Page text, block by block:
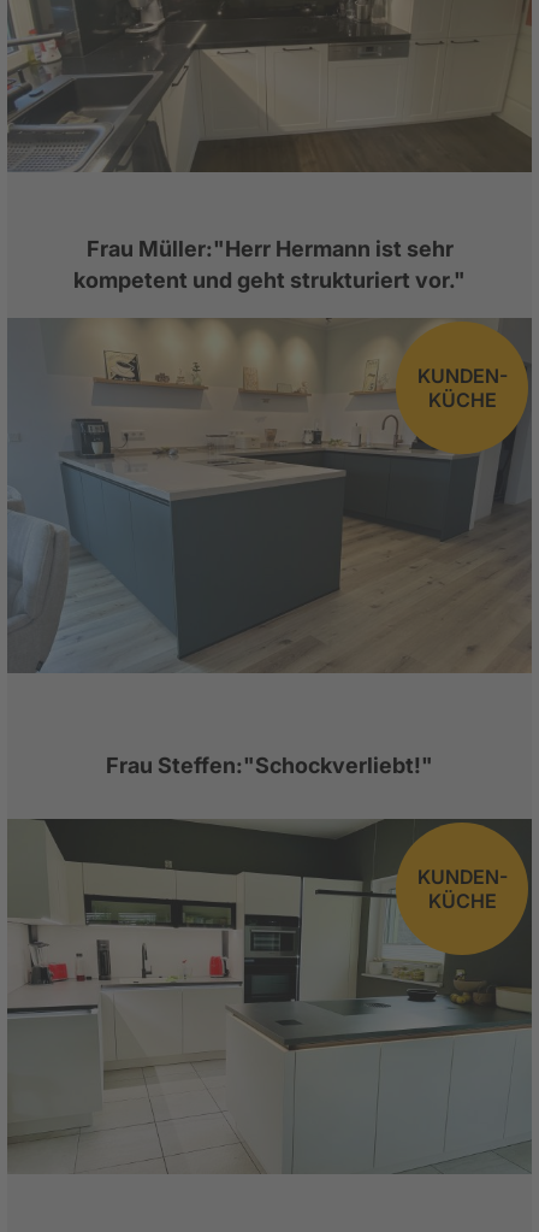
Frau Müller:"Herr Hermann ist sehr
kompetent und geht strukturiert vor."
KUNDEN-
KÜCHE
Frau Steffen:"Schockverliebt!"
KUNDEN-
KÜCHE